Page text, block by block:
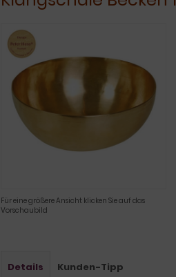
Für eine größere Ansicht klicken Sie auf das
Vorschaubild
Details Kunden-Tipp